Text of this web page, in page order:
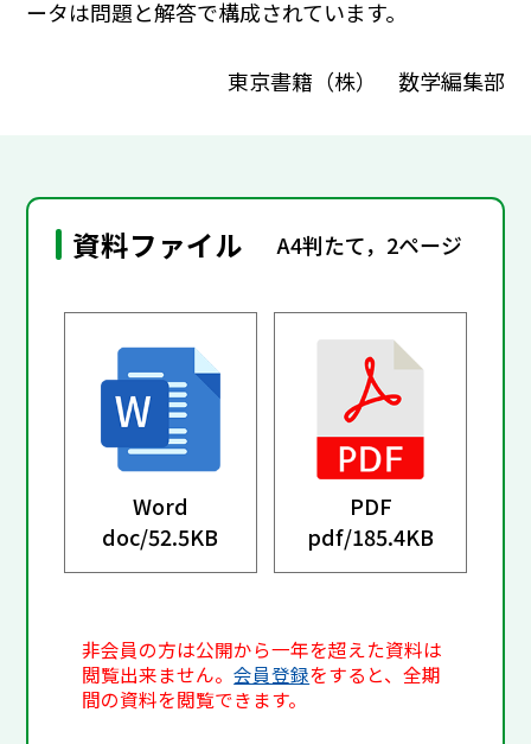
ータは問題と解答で構成されています。
東京書籍（株） 数学編集部
資料ファイル A4判たて，2ページ
Word
doc/52.5KB
PDF
pdf/185.4KB
非会員の方は公開から一年を超えた資料は
閲覧出来ません。会員登録をすると、全期
間の資料を閲覧できます。